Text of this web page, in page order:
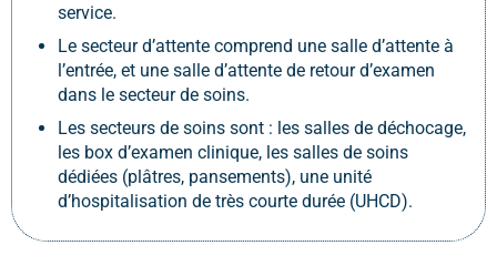
service.
Le secteur d’attente comprend une salle d’attente à
l’entrée, et une salle d’attente de retour d’examen
dans le secteur de soins.
Les secteurs de soins sont : les salles de déchocage,
les box d’examen clinique, les salles de soins
dédiées (plâtres, pansements), une unité
d’hospitalisation de très courte durée (UHCD).